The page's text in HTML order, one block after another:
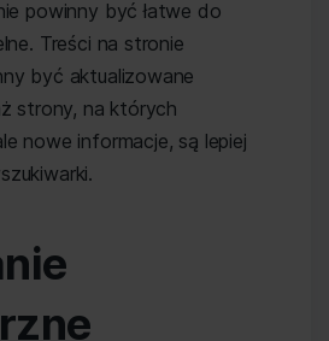
powinny być łatwe do
Treści na stronie
być aktualizowane
strony, na których
nowe informacje, są lepiej